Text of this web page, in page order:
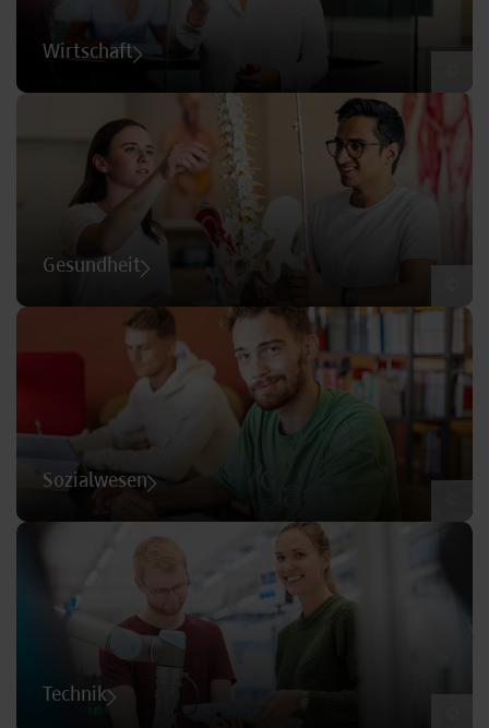
Wirtschaft
Gesundheit
Sozialwesen
Technik